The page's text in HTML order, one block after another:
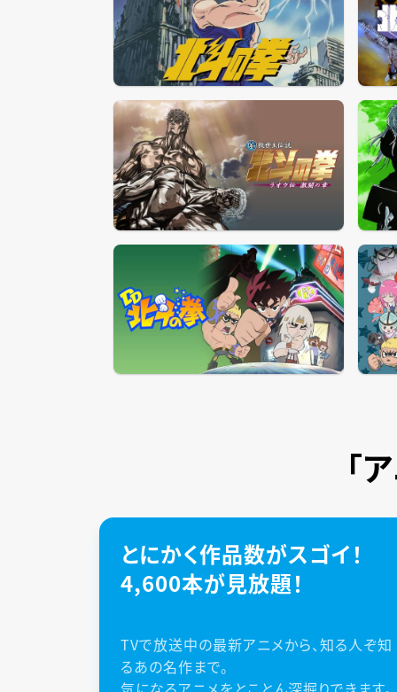
「
とにかく作品数がスゴイ！
4,600本が見放題！
TVで放送中の最新アニメから、知る人ぞ知
るあの名作まで。